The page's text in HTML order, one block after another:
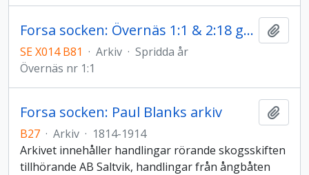
Forsa socken: Övernäs 1:1 & 2:18 gårdsarkiv
SE X014 B81 · Arkiv · Spridda år
Övernäs nr 1:1
Forsa socken: Paul Blanks arkiv
B27 · Arkiv · 1814-1914
Arkivet innehåller handlingar rörande skogsskiften
tillhörande AB Saltvik, handlingar från ångbåten